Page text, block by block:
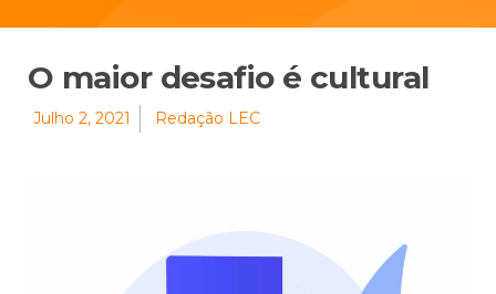
O maior desafio é cultural
Julho 2, 2021 Redação LEC